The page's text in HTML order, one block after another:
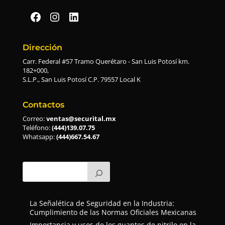
Securital en Facebook
Securital en Instagram
Securital en Linkedin
Dirección
Carr. Federal #57 Tramo Querétaro - San Luis Potosí km.
182+000,
S.L.P., San Luis Potosí C.P. 79557 Local K
Contactos
Correo:ventas@securital.mx
Teléfono:(444)139.07.75
Whatsapp:(444)667.54.67
La Señalética de Seguridad en la Industria:
Cumplimiento de las Normas Oficiales Mexicanas